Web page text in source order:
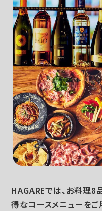
HAGAREでは、お料理
得なコースメニューをご